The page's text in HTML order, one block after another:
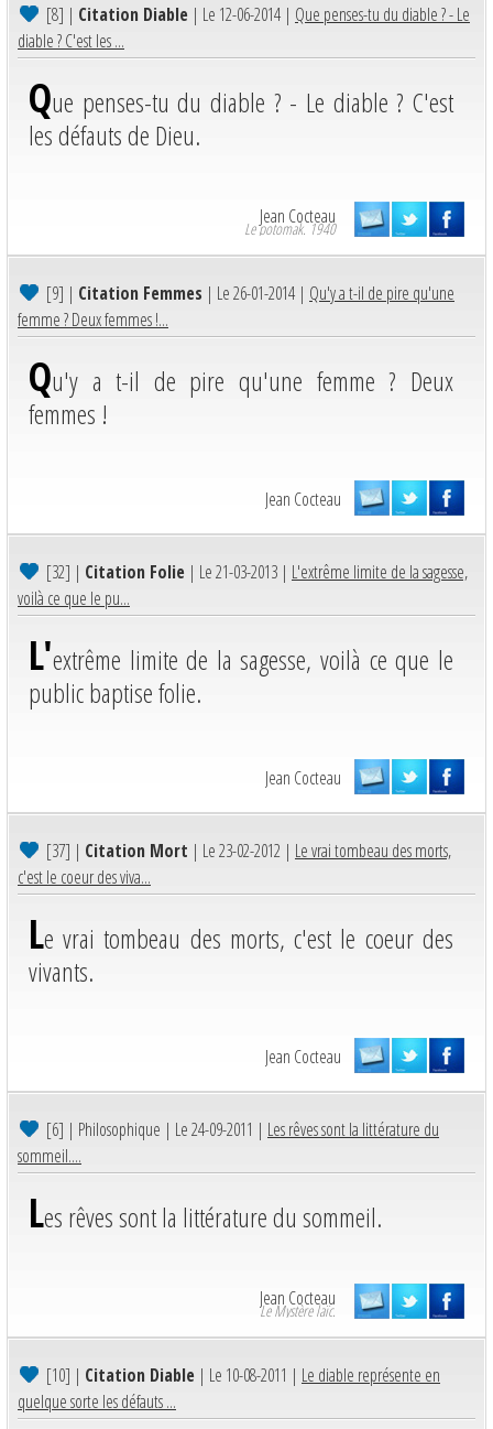
[8] | Citation Diable | Le 12-06-2014 | Que penses-tu du diable ? - Le
diable ? C'est les ...
Que penses-tu du diable ? - Le diable ? C'est
les défauts de Dieu.
Jean Cocteau
Le potomak. 1940
[9] | Citation Femmes | Le 26-01-2014 | Qu'y a t-il de pire qu'une
femme ? Deux femmes !...
Qu'y a t-il de pire qu'une femme ? Deux
femmes !
Jean Cocteau
[32] | Citation Folie | Le 21-03-2013 | L'extrême limite de la sagesse,
voilà ce que le pu...
L'extrême limite de la sagesse, voilà ce que le
public baptise folie.
Jean Cocteau
[37] | Citation Mort | Le 23-02-2012 | Le vrai tombeau des morts,
c'est le coeur des viva...
Le vrai tombeau des morts, c'est le coeur des
vivants.
Jean Cocteau
[6] | Philosophique | Le 24-09-2011 | Les rêves sont la littérature du
sommeil....
Les rêves sont la littérature du sommeil.
Jean Cocteau
Le Mystère laïc.
[10] | Citation Diable | Le 10-08-2011 | Le diable représente en
quelque sorte les défauts ...